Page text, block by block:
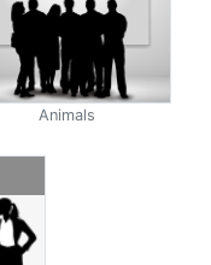
Animals